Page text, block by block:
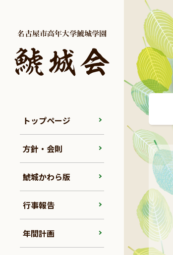
トップページ
方針・会則
鯱城かわら版
行事報告
年間計画